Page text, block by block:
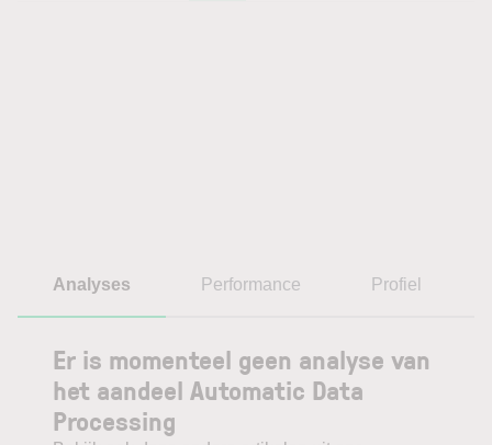
Analyses Performance Profiel
Er is momenteel geen analyse van
het aandeel Automatic Data
Processing